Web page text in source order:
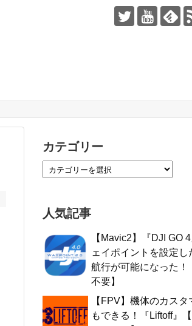
カテゴリー
人気記事
【Mavic2】『DJI GO
ェイポイントを設定し
航行が可能になった！
不要】
【FPV】機体のカスタ
もできる！『Liftoff』